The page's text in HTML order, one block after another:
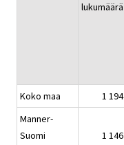
lukumäärä
Koko maa 1 194
Manner-
Suomi
1 146